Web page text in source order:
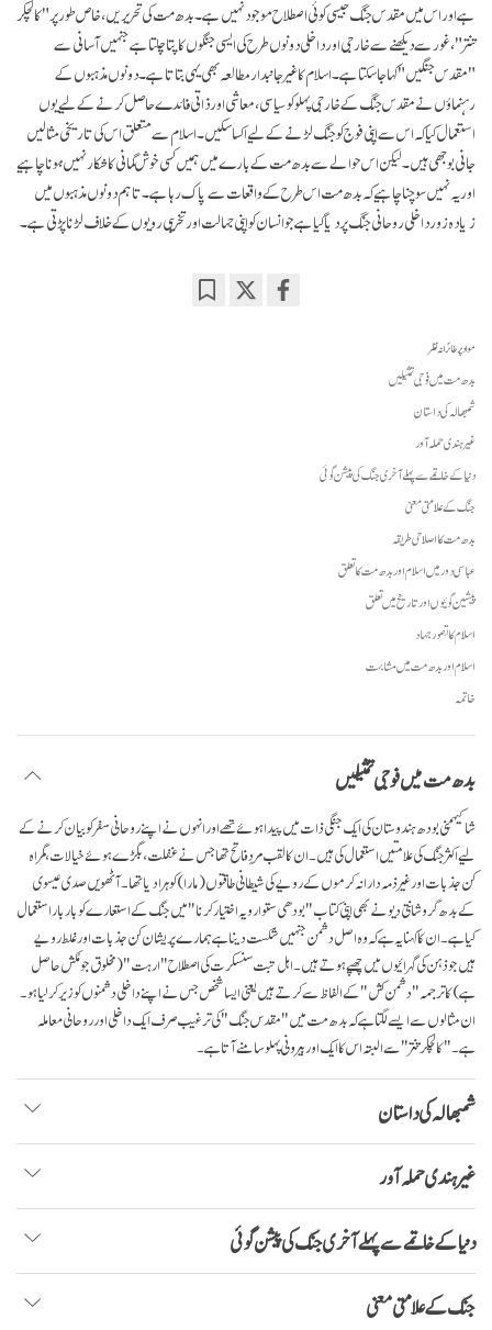
ہے اور اس میں مقدس جنگ جیسی کوئی اصطلاح موجود نہیں ہے۔ بدھ مت کی تحریریں، خاص طور پر "کالچکر
تنتر"، غور سے دیکھنے سے خارجی اور داخلی دونوں طرح کی ایسی جنگوں کا پتا چلتا ہے جنہیں آسانی سے
"مقدس جنگیں" کہا جا سکتا ہے۔ اسلام کا غیر جانبدار مطالعہ بھی یہی بتاتا ہے۔ دونوں مذہبوں کے
رہنماؤں نے مقدس جنگ کے خارجی پہلو کو سیاسی، معاشی اور ذاتی فائدے حاصل کرنے کے لیے یوں
استعمال کیا کہ اس سے اپنی فوج کو جنگ لڑنے کے لیے اکساسکیں۔ اسلام سے متعلق اس کی تاریخی مثالیں
جانی بوجھی ہیں۔ لیکن اس حوالے سے بدھ مت کے بارے میں ہمیں کسی خوش گمانی کا شکار نہیں ہونا چاہیے
اور یہ نہیں سوچنا چاہیے کہ بدھ مت اس طرح کے واقعات سے پاک رہا ہے۔ تاہم دونوں مذہبوں میں
زیادہ زور داخلی روحانی جنگ پر دیا گیا ہے جو انسان کو اپنی جہالت اور تخریبی رویوں کے خلاف لڑنا پڑتی ہے۔
مواد پر طائرانہ نظر
بدھ مت میں فوجی تمثیلیں
شمبھالہ کی داستان
غیر ہندی حملہ آور
دنیا کے خاتمے سے پہلے آخری جنگ کی پیشن گوئی
جنگ کے علامتی معنی
بدھ مت کا اصلاحی طریقہ
عباسی دور میں اسلام اور بدھ مت کا تعلق
پیشین گوئیوں اور تاریخ میں تعلق
اسلام کا تصور جہاد
اسلام اور بدھ مت میں مشابہت
خاتمہ
بدھ مت میں فوجی تمثیلیں
شاکیہمُنی بودھ ہندوستان کی ایک جنگی ذات میں پیدا ہوئے تھے اور انہوں نے اپنے روحانی سفر کو بیان کرنے کے
لیے اکثر جنگ کی علامتیں استعمال کی ہیں۔ ان کا لقب مردِ فاتح تھا جس نے غفلت، بگڑے ہوئے خیالات، گمراہ
کن جذبات اور غیر ذمہ دارانہ کرموں کے رویے کی شیطانی طاقتوں (مارا) کو ہرا دیا تھا۔ آٹھویں صدی عیسوی
کے بدھ گرو شانتی دیو نے بھی اپنی کتاب "بودھی ستوا رویہ اختیار کرنا" میں جنگ کے استعارے کو بار بار استعمال
کیا ہے۔ ان کا کہنا یہ ہے کہ وہ اصل دشمن جنہیں شکست دینا ہے ہمارے پریشان کن جذبات اور غلط رویے
ہیں جو ذہن کی گہرائیوں میں چھپے ہوتے ہیں۔ اہل تبت سنسکرت کی اصطلاح "ارہت" (مخلوق جو مُکش حاصل
ہے) کا ترجمہ "دشمن کش" کے الفاظ سے کرتے ہیں یعنی ایسا شخص جس نے اپنے داخلی دشمنوں کو زیر کر لیا ہو۔
ان مثالوں سے ایسے لگتا ہے کہ بدھ مت میں "مقدس جنگ" کی ترغیب صرف ایک داخلی اور روحانی معاملہ
ہے۔ "کالچکر تنتر" سے البتہ اس کا ایک اور بیرونی پہلو سامنے آتا ہے۔
شمبھالہ کی داستان
غیر ہندی حملہ آور
دنیا کے خاتمے سے پہلے آخری جنگ کی پیشن گوئی
جنگ کے علامتی معنی